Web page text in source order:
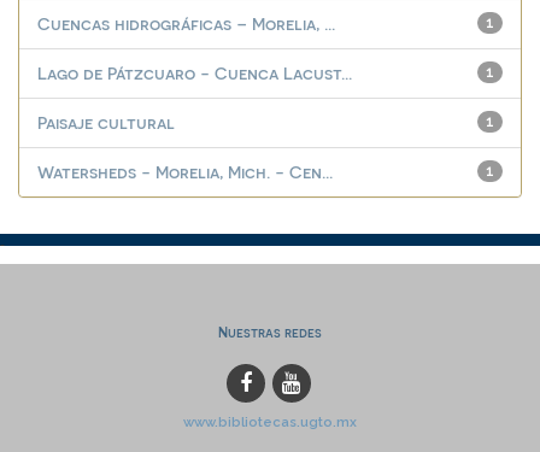
1
Cuencas hidrográficas – Morelia, ...
1
Lago de Pátzcuaro - Cuenca Lacust...
1
Paisaje cultural
1
Watersheds - Morelia, Mich. - Cen...
Nuestras redes
www.bibliotecas.ugto.mx